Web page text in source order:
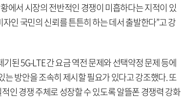
에서 시장의 전반적인 경쟁이 미흡하다는 지적이 있
인 국민의 신뢰를 튼튼히 하는 데서 출발한다”고 강
된 5G-LTE 간 요금 역전 문제와 선택약정 문제 등에
방안을 조속히 제시할 필요가 있다고 강조했다. 또
인 경쟁 주체로 성장할 수 있도록 알뜰폰 경쟁력 강화